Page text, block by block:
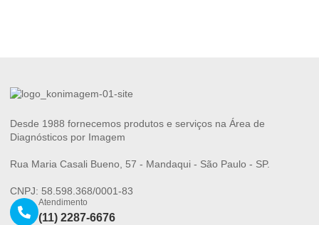
Desde 1988 fornecemos produtos e serviços na Área de
Diagnósticos por Imagem
Rua Maria Casali Bueno, 57 - Mandaqui - São Paulo - SP.
CNPJ: 58.598.368/0001-83
Atendimento
(11) 2287-6676